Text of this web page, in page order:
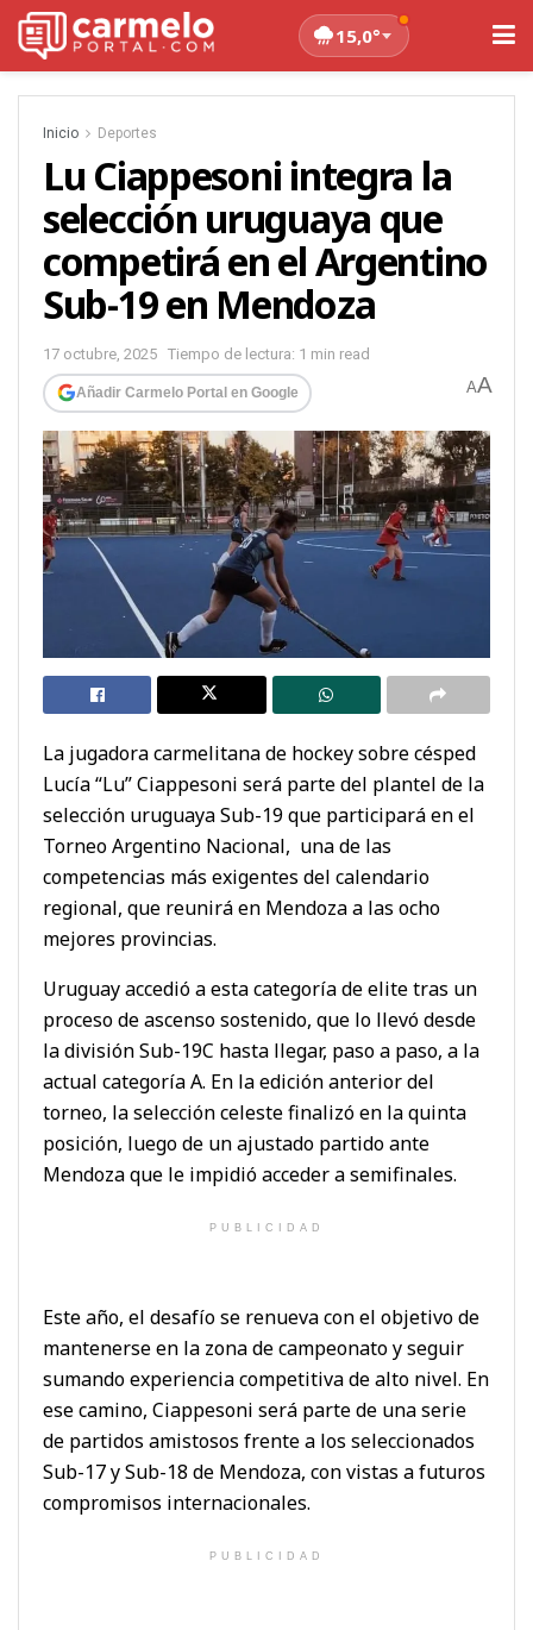
15,0°
Inicio Deportes
Lu Ciappesoni integra la
selección uruguaya que
competirá en el Argentino
Sub-19 en Mendoza
17 octubre, 2025 Tiempo de lectura: 1 min read
Añadir Carmelo Portal en Google AA
La jugadora carmelitana de hockey sobre césped
Lucía “Lu” Ciappesoni será parte del plantel de la
selección uruguaya Sub-19 que participará en el
Torneo Argentino Nacional, una de las
competencias más exigentes del calendario
regional, que reunirá en Mendoza a las ocho
mejores provincias.
Uruguay accedió a esta categoría de elite tras un
proceso de ascenso sostenido, que lo llevó desde
la división Sub-19C hasta llegar, paso a paso, a la
actual categoría A. En la edición anterior del
torneo, la selección celeste finalizó en la quinta
posición, luego de un ajustado partido ante
Mendoza que le impidió acceder a semifinales.
PUBLICIDAD
Este año, el desafío se renueva con el objetivo de
mantenerse en la zona de campeonato y seguir
sumando experiencia competitiva de alto nivel. En
ese camino, Ciappesoni será parte de una serie
de partidos amistosos frente a los seleccionados
Sub-17 y Sub-18 de Mendoza, con vistas a futuros
compromisos internacionales.
PUBLICIDAD